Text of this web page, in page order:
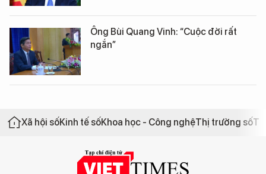
Ông Bùi Quang Vinh: “Cuộc đời rất
ngắn”
Xã hội sốKinh tế sốKhoa học - Công nghệThị trường số